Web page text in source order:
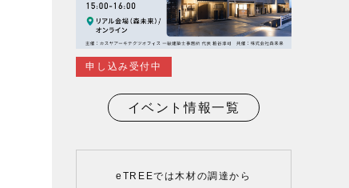
申し込み受付中
イベント情報一覧
eTREEでは木材の調達から